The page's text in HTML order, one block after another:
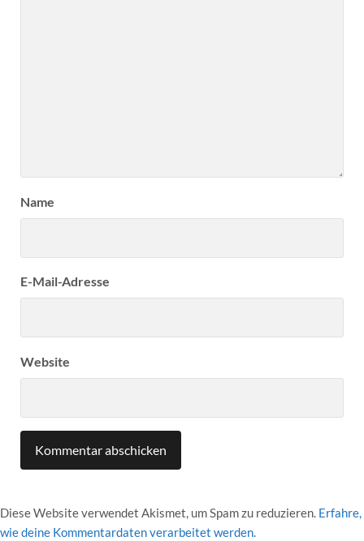
Name
E-Mail-Adresse
Website
Diese Website verwendet Akismet, um Spam zu reduzieren. Erfahre,
wie deine Kommentardaten verarbeitet werden.